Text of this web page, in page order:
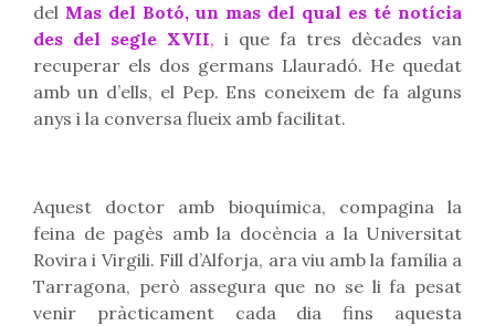
del Mas del Botó, un mas del qual es té notícia
des del segle XVII, i que fa tres dècades van
recuperar els dos germans Llauradó. He quedat
amb un d’ells, el Pep. Ens coneixem de fa alguns
anys i la conversa flueix amb facilitat.
Aquest doctor amb bioquímica, compagina la
feina de pagès amb la docència a la Universitat
Rovira i Virgili. Fill d’Alforja, ara viu amb la família a
Tarragona, però assegura que no se li fa pesat
venir pràcticament cada dia fins aquesta